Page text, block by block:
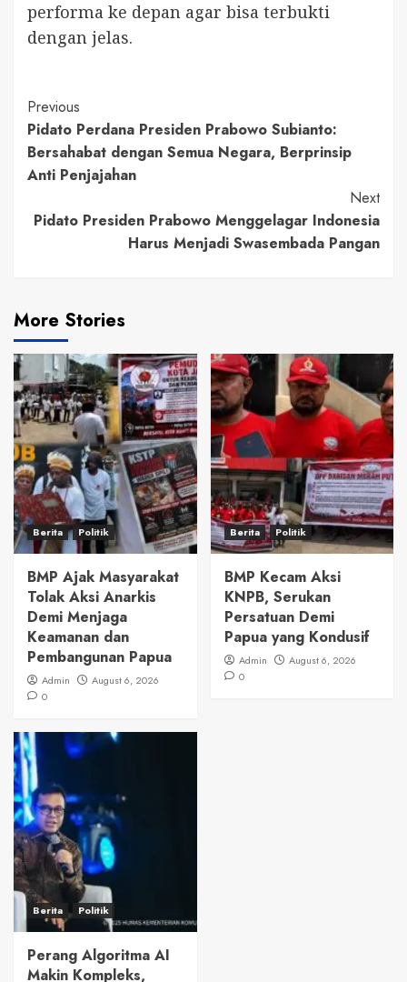
performa ke depan agar bisa terbukti
dengan jelas.
Continue
Reading
Previous
Pidato Perdana Presiden Prabowo Subianto:
Bersahabat dengan Semua Negara, Berprinsip
Anti Penjajahan
Next
Pidato Presiden Prabowo Menggelagar Indonesia
Harus Menjadi Swasembada Pangan
More Stories
Berita Politik
BMP Ajak Masyarakat
Tolak Aksi Anarkis
Demi Menjaga
Keamanan dan
Pembangunan Papua
Admin
August 6, 2026
0
Berita Politik
BMP Kecam Aksi
KNPB, Serukan
Persatuan Demi
Papua yang Kondusif
Admin
August 6, 2026
0
Berita Politik
Perang Algoritma AI
Makin Kompleks,